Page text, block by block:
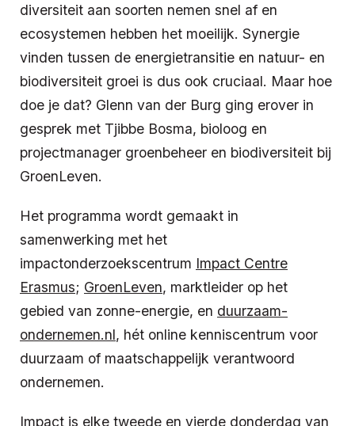
diversiteit aan soorten nemen snel af en
ecosystemen hebben het moeilijk. Synergie
vinden tussen de energietransitie en natuur- en
biodiversiteit groei is dus ook cruciaal. Maar hoe
doe je dat? Glenn van der Burg ging erover in
gesprek met Tjibbe Bosma, bioloog en
projectmanager groenbeheer en biodiversiteit bij
GroenLeven.
Het programma wordt gemaakt in
samenwerking met het
impactonderzoekscentrum Impact Centre
Erasmus; GroenLeven, marktleider op het
gebied van zonne-energie, en duurzaam-
ondernemen.nl, hét online kenniscentrum voor
duurzaam of maatschappelijk verantwoord
ondernemen.
Impact is elke tweede en vierde donderdag van